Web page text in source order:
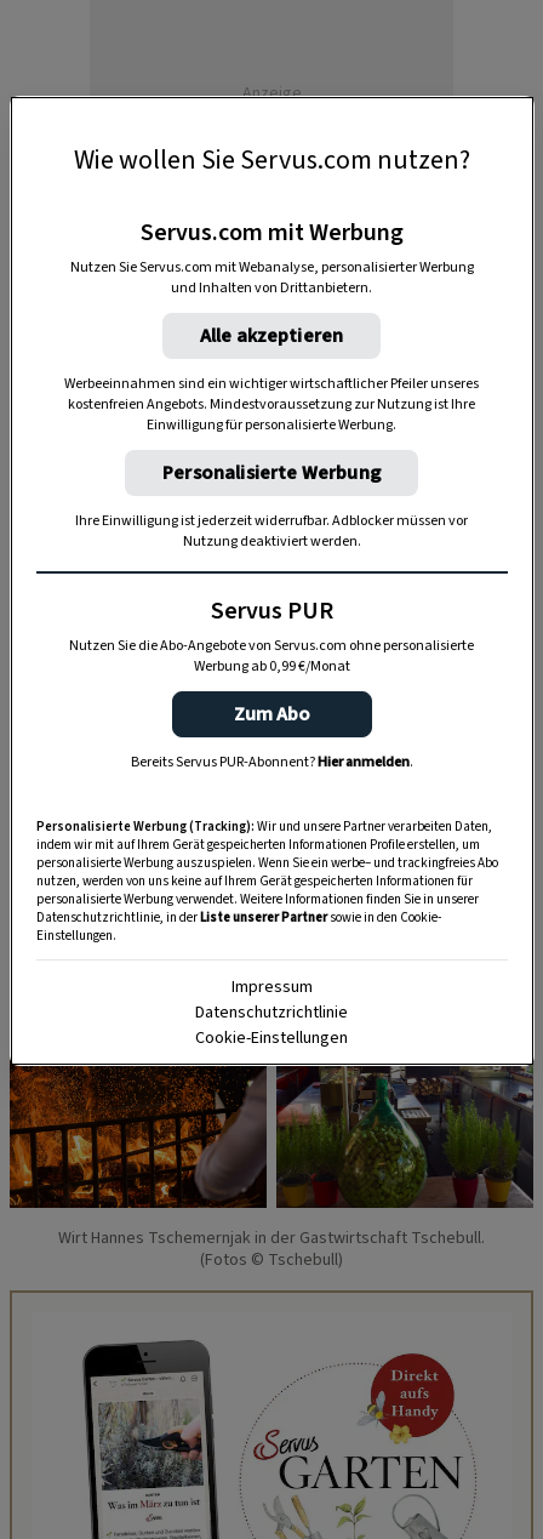
Anzeige
Das Germgebäck, das man schneckenförmig in
eine Form dreht, wird beim Tschebull nach altem
Familienrezept von Willi Tschemernjak
gebacken. Und das ohne Loch in der Mitte, denn
„ein echter Reinling kommt nicht aus einer
Gugelhupfform.“
Wirt Hannes Tschemernjak in der Gastwirtschaft Tschebull.
(Fotos © Tschebull)
Wie wollen Sie Servus.com nutzen?
Servus.com mit Werbung
Nutzen Sie Servus.com mit Webanalyse, personalisierter Werbung
und Inhalten von Drittanbietern.
Alle akzeptieren
Werbeeinnahmen sind ein wichtiger wirtschaftlicher Pfeiler unseres
kostenfreien Angebots. Mindestvoraussetzung zur Nutzung ist Ihre
Einwilligung für personalisierte Werbung.
Personalisierte Werbung
Ihre Einwilligung ist jederzeit widerrufbar. Adblocker müssen vor
Nutzung deaktiviert werden.
Servus PUR
Nutzen Sie die Abo-Angebote von Servus.com ohne personalisierte
Werbung ab 0,99 €/Monat
Zum Abo
Bereits Servus PUR-Abonnent?Hier anmelden.
Personalisierte Werbung (Tracking): Wir und unsere Partner verarbeiten Daten,
indem wir mit auf Ihrem Gerät gespeicherten Informationen Profile erstellen, um
personalisierte Werbung auszuspielen. Wenn Sie ein werbe– und trackingfreies Abo
nutzen, werden von uns keine auf Ihrem Gerät gespeicherten Informationen für
personalisierte Werbung verwendet. Weitere Informationen finden Sie in unserer
Datenschutzrichtlinie, in derListe unserer Partnersowie in den Cookie-
Einstellungen.
Impressum
Datenschutzrichtlinie
Cookie-Einstellungen